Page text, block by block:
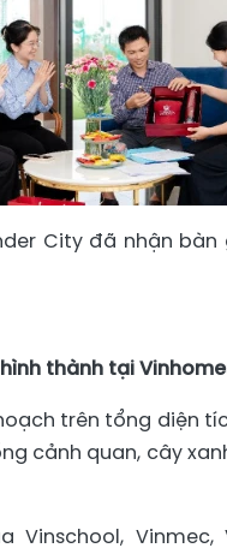
City đã nhận
thành tại
trên tổng diện
cảnh quan, cây